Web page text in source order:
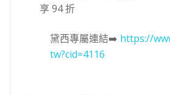
享 94 折
黛西專屬連結➡️ https://
tw?cid=4116